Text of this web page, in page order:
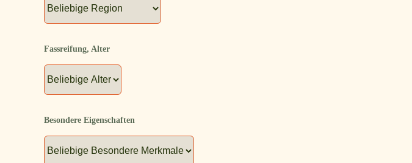
Fassreifung, Alter
Besondere Eigenschaften